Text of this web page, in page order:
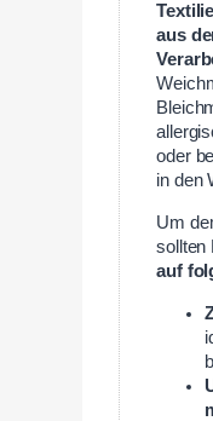
aus
oder
in den
Um
sollten
auf